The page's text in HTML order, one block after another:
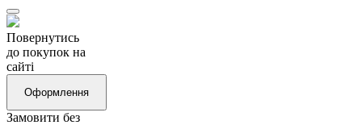
Повернутись
до покупок на
сайті
Оформлення
Замовити без